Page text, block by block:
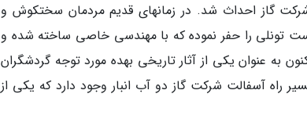
شرکت گاز احداث شد. در زمانهای قدیم مردمان سختکوش و
تونلی را حفر نموده که با مهندسی خاصی ساخته شده و
به عنوان یکی از آثار تاریخی بهده مورد توجه گردشگران
راه آسفالت شرکت گاز دو آب انبار وجود دارد که یکی از